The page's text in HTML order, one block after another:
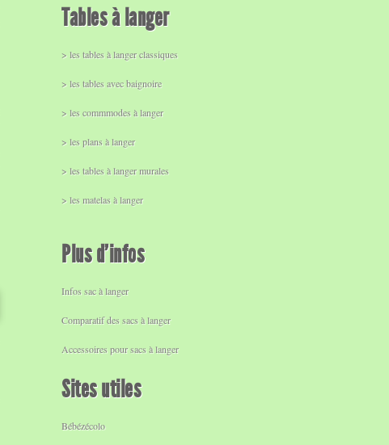
Tables à langer
> les tables à langer classiques
> les tables avec baignoire
> les commmodes à langer
> les plans à langer
> les tables à langer murales
> les matelas à langer
Plus d’infos
Infos sac à langer
Comparatif des sacs à langer
Accessoires pour sacs à langer
Sites utiles
Bébézécolo